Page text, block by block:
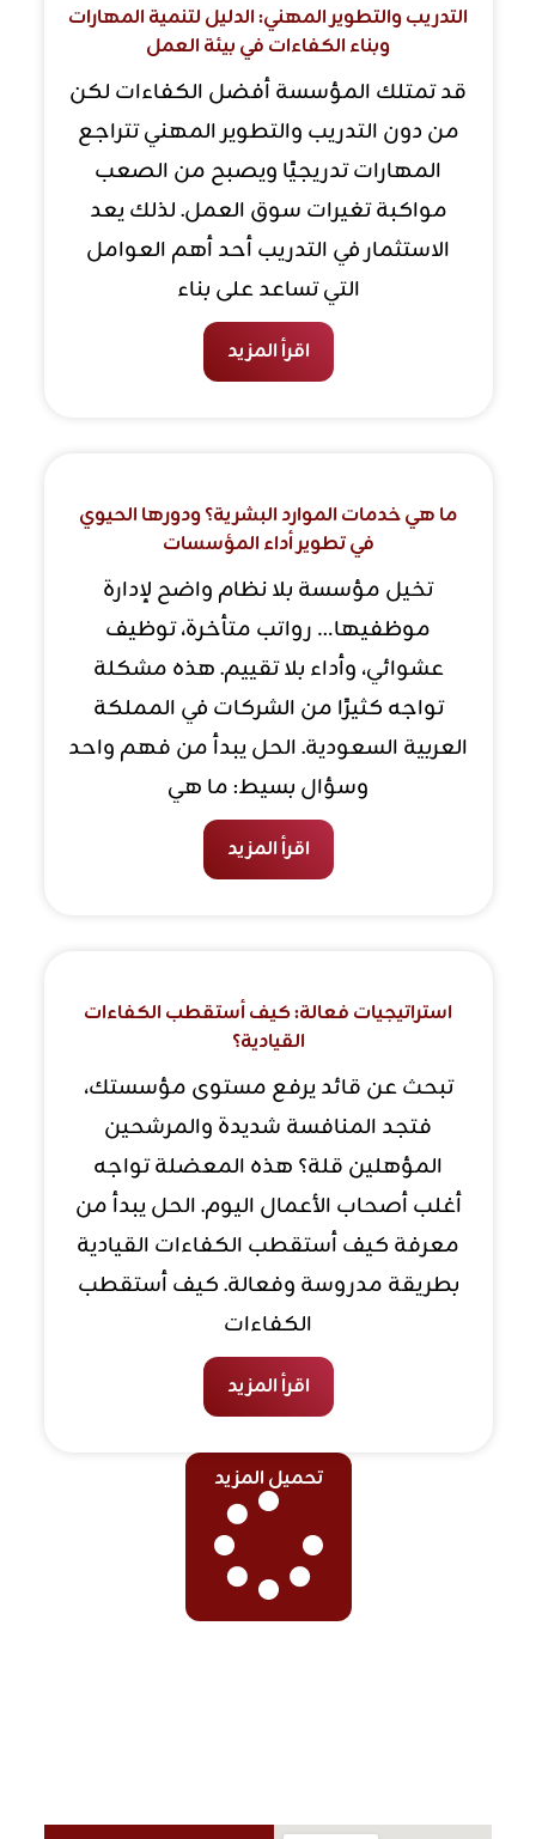
التدريب والتطوير المهني: الدليل لتنمية المهارات
وبناء الكفاءات في بيئة العمل
قد تمتلك المؤسسة أفضل الكفاءات لكن
من دون التدريب والتطوير المهني تتراجع
المهارات تدريجيًا ويصبح من الصعب
مواكبة تغيرات سوق العمل. لذلك يعد
الاستثمار في التدريب أحد أهم العوامل
التي تساعد على بناء
اقرأ المزيد
ما هي خدمات الموارد البشرية؟ ودورها الحيوي
في تطوير أداء المؤسسات
تخيل مؤسسة بلا نظام واضح لإدارة
موظفيها… رواتب متأخرة، توظيف
عشوائي، وأداء بلا تقييم. هذه مشكلة
تواجه كثيرًا من الشركات في المملكة
العربية السعودية. الحل يبدأ من فهم واحد
وسؤال بسيط: ما هي
اقرأ المزيد
استراتيجيات فعالة: كيف أستقطب الكفاءات
القيادية؟
تبحث عن قائد يرفع مستوى مؤسستك،
فتجد المنافسة شديدة والمرشحين
المؤهلين قلة؟ هذه المعضلة تواجه
أغلب أصحاب الأعمال اليوم. الحل يبدأ من
معرفة كيف أستقطب الكفاءات القيادية
بطريقة مدروسة وفعالة. كيف أستقطب
الكفاءات
اقرأ المزيد
تحميل المزيد